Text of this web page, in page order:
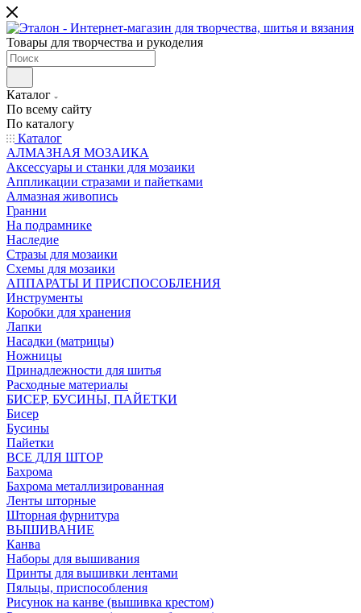
Товары для творчества и рукоделия
Каталог
По всему сайту
По каталогу
Каталог
АЛМАЗНАЯ МОЗАИКА
Аксессуары и станки для мозаики
Аппликации стразами и пайетками
Алмазная живопись
Гранни
На подрамнике
Наследие
Стразы для мозаики
Схемы для мозаики
АППАРАТЫ И ПРИСПОСОБЛЕНИЯ
Инструменты
Коробки для хранения
Лапки
Насадки (матрицы)
Ножницы
Принадлежности для шитья
Расходные материалы
БИСЕР, БУСИНЫ, ПАЙЕТКИ
Бисер
Бусины
Пайетки
ВСЕ ДЛЯ ШТОР
Бахрома
Бахрома металлизированная
Ленты шторные
Шторная фурнитура
ВЫШИВАНИЕ
Канва
Наборы для вышивания
Принты для вышивки лентами
Пяльцы, приспособления
Рисунок на канве (вышивка крестом)